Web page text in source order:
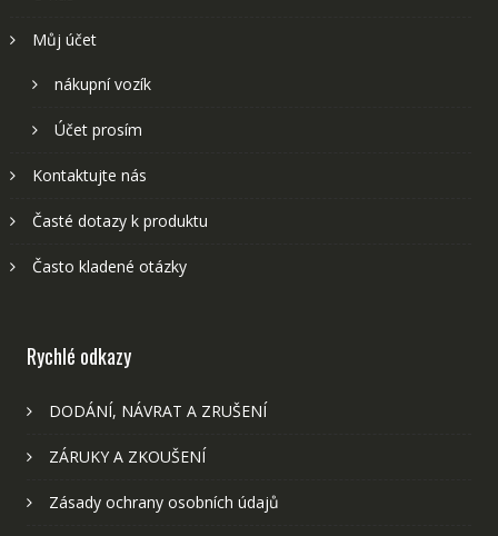
Můj účet
nákupní vozík
Účet prosím
Kontaktujte nás
Časté dotazy k produktu
Často kladené otázky
Rychlé odkazy
DODÁNÍ, NÁVRAT A ZRUŠENÍ
ZÁRUKY A ZKOUŠENÍ
Zásady ochrany osobních údajů